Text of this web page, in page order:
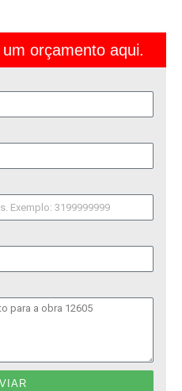
orçamento aqui.